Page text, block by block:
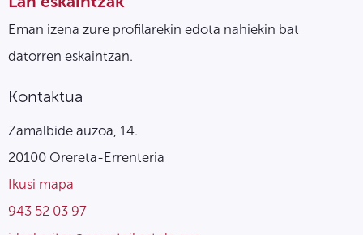
Eman izena zure profilarekin edota nahiekin bat
datorren eskaintzan.
Kontaktua
Zamalbide auzoa, 14.
20100 Orereta-Errenteria
Ikusi mapa
943 52 03 97